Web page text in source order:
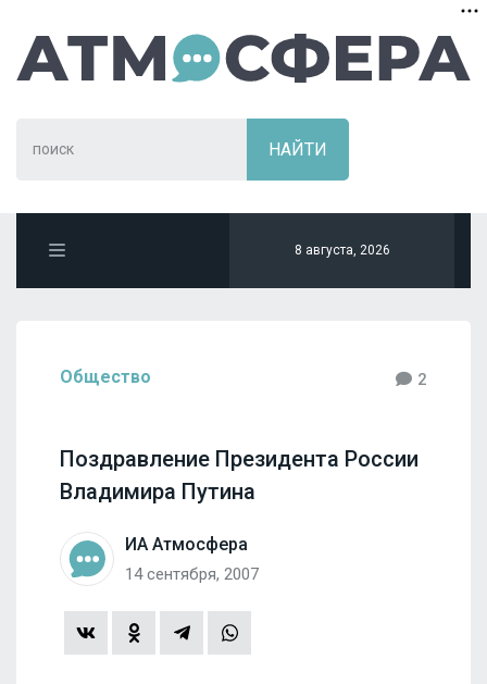
8 августа, 2026
Общество 2
Поздравление Президента России
Владимира Путина
ИА Атмосфера
14 сентября, 2007